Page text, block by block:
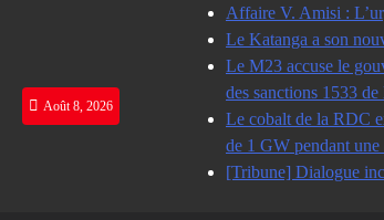
Août 8, 2026
Affaire V. Amisi :
Le Katanga a son
Le M23 accuse le
des sanctions 1533
Le cobalt de la RDC
de 1 GW pendant une
[Tribune] Dialogue